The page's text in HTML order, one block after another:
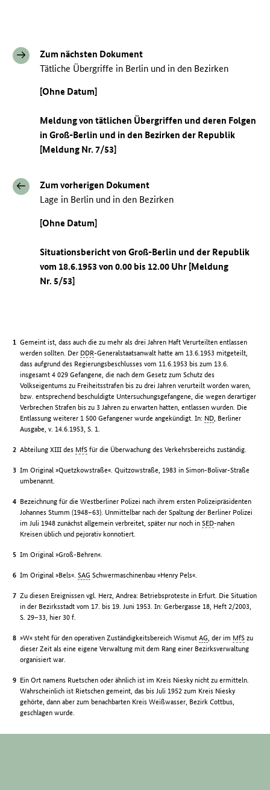
Zum nächsten Dokument
Tätliche Übergriffe in Berlin und in den Bezirken
[Ohne Datum]
Meldung von tätlichen Übergriffen und deren Folgen
in Groß-Berlin und in den Bezirken der Republik
[Meldung Nr. 7/53]
Zum vorherigen Dokument
Lage in Berlin und in den Bezirken
[Ohne Datum]
Situationsbericht von Groß-Berlin und der Republik
vom 18.6.1953 von 0.00 bis 12.00 Uhr [Meldung
Nr. 5/53]
Gemeint ist, dass auch die zu mehr als drei Jahren Haft Verurteilten entlassen
werden sollten. Der DDR-Generalstaatsanwalt hatte am 13.6.1953 mitgeteilt,
dass aufgrund des Regierungsbeschlusses vom 11.6.1953 bis zum 13.6.
insgesamt 4 029 Gefangene, die nach dem Gesetz zum Schutz des
Volkseigentums zu Freiheitsstrafen bis zu drei Jahren verurteilt worden waren,
bzw. entsprechend beschuldigte Untersuchungsgefangene, die wegen derartiger
Verbrechen Strafen bis zu 3 Jahren zu erwarten hatten, entlassen wurden. Die
Entlassung weiterer 1 500 Gefangener wurde angekündigt. In: ND , Berliner
Ausgabe, v. 14.6.1953, S. 1.
Abteilung XIII des MfS für die Überwachung des Verkehrsbereichs zuständig.
Im Original »Quetzkowstraße«. Quitzowstraße, 1983 in Simon-Bolivar-Straße
umbenannt.
Bezeichnung für die Westberliner Polizei nach ihrem ersten Polizeipräsidenten
Johannes Stumm (1948–63). Unmittelbar nach der Spaltung der Berliner Polizei
im Juli 1948 zunächst allgemein verbreitet, später nur noch inSED-nahen
Kreisen üblich und pejorativ konnotiert.
Im Original »Groß-Behren«.
Im Original »Bels«.SAG Schwermaschinenbau »Henry Pels«.
Zu diesen Ereignissen vgl. Herz, Andrea: Betriebsproteste in Erfurt. Die Situation
in der Bezirksstadt vom 17. bis 19. Juni 1953. In: Gerbergasse 18, Heft 2/2003,
S. 29–33, hier 30 f.
»W« steht für den operativen Zuständigkeitsbereich WismutAG , der im MfS zu
dieser Zeit als eine eigene Verwaltung mit dem Rang einer Bezirksverwaltung
organisiert war.
Ein Ort namens Ruetschen oder ähnlich ist im Kreis Niesky nicht zu ermitteln.
Wahrscheinlich ist Rietschen gemeint, das bis Juli 1952 zum Kreis Niesky
gehörte, dann aber zum benachbarten Kreis Weißwasser, Bezirk Cottbus,
geschlagen wurde.